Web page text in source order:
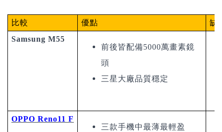
比較 優點
缺
Samsung M55
前後皆配備5000萬畫素鏡
頭
三星大廠品質穩定
OPPO Reno11 F
三款手機中最薄最輕盈